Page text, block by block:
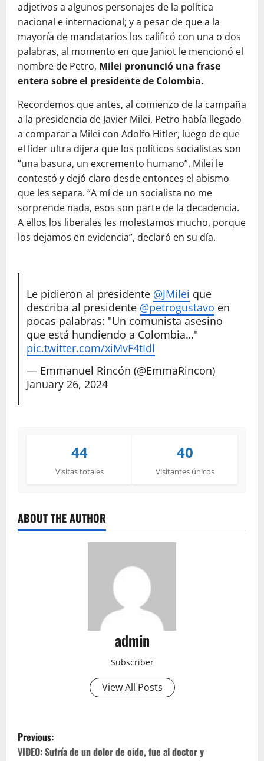
adjetivos a algunos personajes de la política
nacional e internacional; y a pesar de que a la
mayoría de mandatarios los calificó con una o dos
palabras, al momento en que Janiot le mencionó el
nombre de Petro, Milei pronunció una frase
entera sobre el presidente de Colombia.
Recordemos que antes, al comienzo de la campaña
a la presidencia de Javier Milei, Petro había llegado
a comparar a Milei con Adolfo Hitler, luego de que
el líder ultra dijera que los políticos socialistas son
“una basura, un excremento humano”. Milei le
contestó y dejó claro desde entonces el abismo
que les separa. “A mí de un socialista no me
sorprende nada, esos son parte de la decadencia.
A ellos los liberales les molestamos mucho, porque
los dejamos en evidencia”, declaró en su día.
Le pidieron al presidente @JMilei que
describa al presidente @petrogustavo en
pocas palabras: "Un comunista asesino
que está hundiendo a Colombia…"
pic.twitter.com/xiMvF4tIdl
— Emmanuel Rincón (@EmmaRincon)
January 26, 2024
44
Visitas totales
40
Visitantes únicos
ABOUT THE AUTHOR
admin
Subscriber
View All Posts
P
Previous:
VIDEO: Sufría de un dolor de oido, fue al doctor y